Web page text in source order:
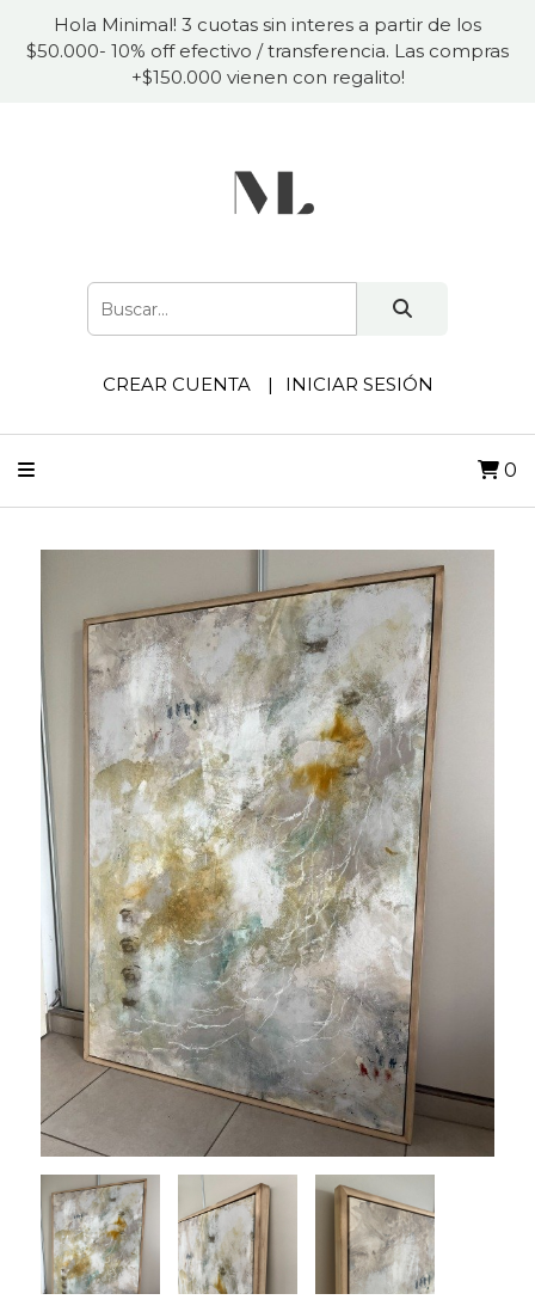
Hola Minimal! 3 cuotas sin interes a partir de los
$50.000- 10% off efectivo / transferencia. Las compras
+$150.000 vienen con regalito!
CREAR CUENTA INICIAR SESIÓN
0